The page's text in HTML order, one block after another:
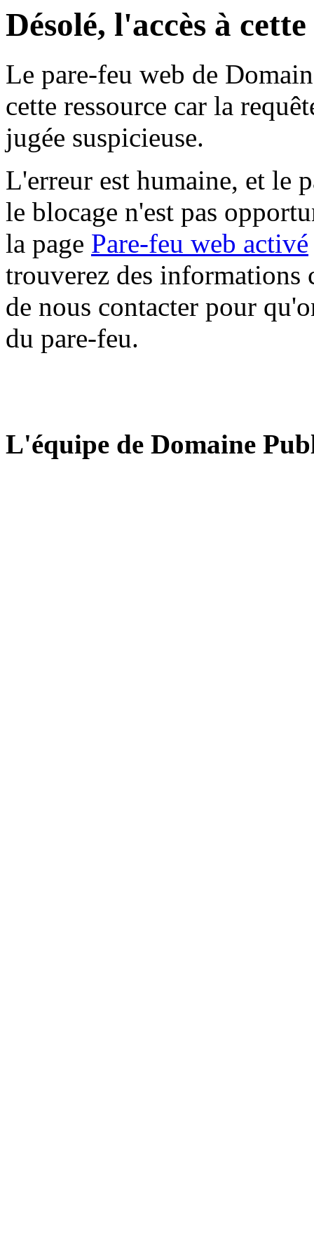
Désolé, l'accès à
Le pare-feu web de
cette ressource car la
jugée suspicieuse.
L'erreur est humaine, et le
le blocage n'est pas
la page Pare-feu web activé
trouverez des informations
de nous contacter pour
du pare-feu.
L'équipe de Domaine